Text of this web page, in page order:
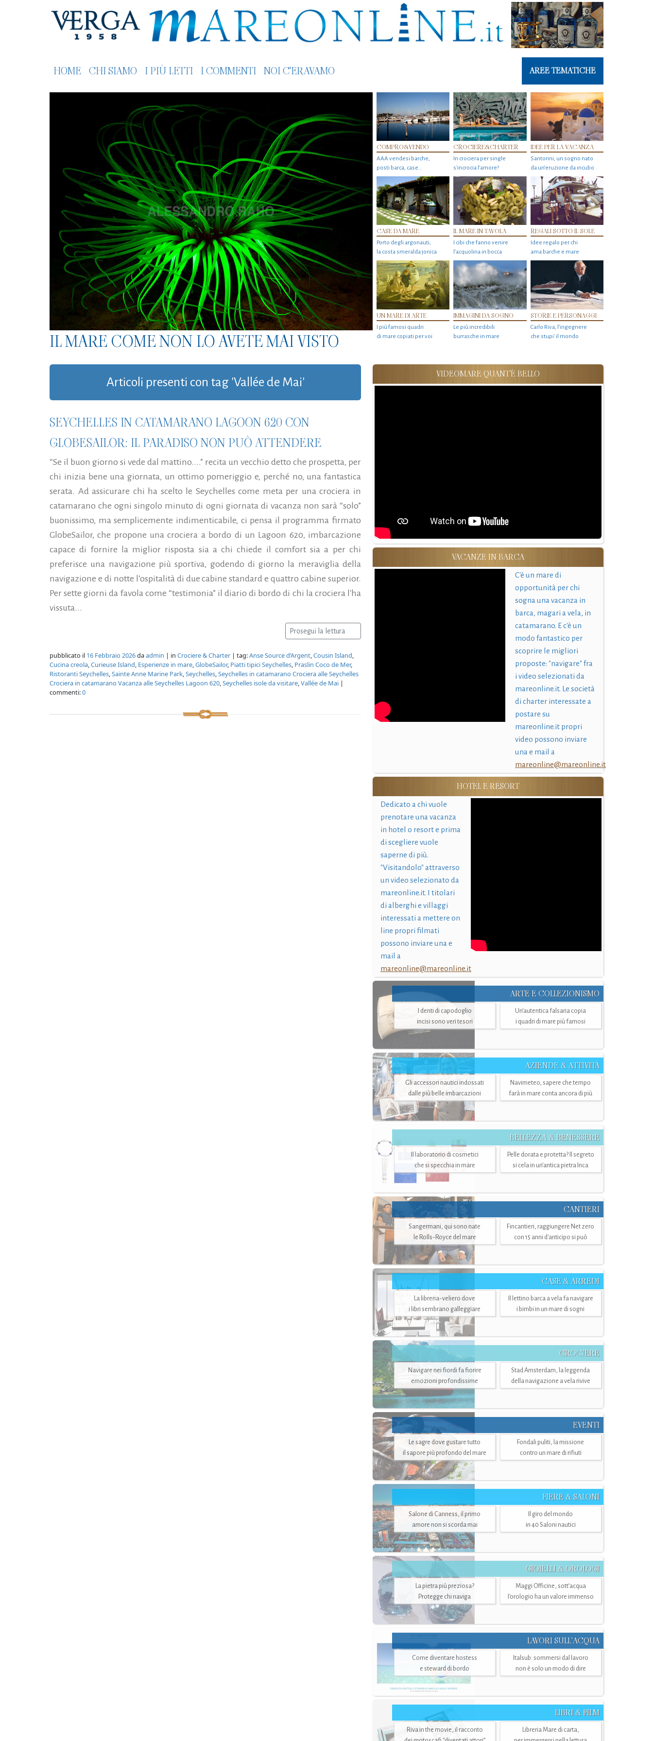
HOME CHI SIAMO I PIÙ LETTI I COMMENTI NOI C'ERAVAMO AREE TEMATICHE
IL MARE COME NON LO AVETE MAI VISTO
COMPRO&VENDO
AAA vendesi barche,
posti barca, case…
CROCIERE&CHARTER
In crociera per single
s'incrocia l’amore?
IDEE PER LA VACANZA
Santorini, un sogno nato
da un’eruzione da incubo
CASE DA MARE
Porto degli argonauti,
la costa smeralda jonica
IL MARE IN TAVOLA
I cibi che fanno venire
l’acquolina in bocca
REGALI SOTTO IL SOLE
Idee regalo per chi
ama barche e mare
UN MARE DI ARTE
I più famosi quadri
di mare copiati per voi
IMMAGINI DA SOGNO
Le più incredibili
burrasche in mare
STORIE E PERSONAGGI
Carlo Riva, l’ingegnere
che stupi' il mondo
Articoli presenti con tag 'Vallée de Mai'
SEYCHELLES IN CATAMARANO LAGOON 620 CON
GLOBESAILOR: IL PARADISO NON PUÒ ATTENDERE
“Se il buon giorno si vede dal mattino....” recita un vecchio detto che prospetta, per
chi inizia bene una giornata, un ottimo pomeriggio e, perché no, una fantastica
serata. Ad assicurare chi ha scelto le Seychelles come meta per una crociera in
catamarano che ogni singolo minuto di ogni giornata di vacanza non sarà “solo”
buonissimo, ma semplicemente indimenticabile, ci pensa il programma firmato
GlobeSailor, che propone una crociera a bordo di un Lagoon 620, imbarcazione
capace di fornire la miglior risposta sia a chi chiede il comfort sia a per chi
preferisce una navigazione più sportiva, godendo di giorno la meraviglia della
navigazione e di notte l’ospitalità di due cabine standard e quattro cabine superior.
Per sette giorni da favola come “testimonia” il diario di bordo di chi la crociera l'ha
vissuta...
Prosegui la lettura
pubblicato il 16 Febbraio 2026daadmin | in Crociere & Charter | tag:Anse Source d’Argent,Cousin Island,
Cucina creola,Curieuse Island, Esperienze in mare,GlobeSailor, Piatti tipici Seychelles, Praslin Coco de Mer,
Ristoranti Seychelles,Sainte Anne Marine Park,Seychelles,Seychelles in catamarano Crociera alle Seychelles
Crociera in catamarano Vacanza alle Seychelles Lagoon 620,Seychelles isole da visitare,Vallée de Mai |
commenti:0
VIDEOMARE QUANT'È BELLO
VACANZE IN BARCA
C'è un mare di
opportunità per chi
sogna una vacanza in
barca, magari a vela, in
catamarano. E c'è un
modo fantastico per
scoprire le migliori
proposte: "navigare" fra
i video selezionati da
mareonline.it. Le società
di charter interessate a
postare su
mareonline.it propri
video possono inviare
una e mail a
mareonline@mareonline.it
HOTEL E RESORT
Dedicato a chi vuole
prenotare una vacanza
in hotel o resort e prima
di scegliere vuole
saperne di più.
"Visitandolo" attraverso
un video selezionato da
mareonline.it. I titolari
di alberghi e villaggi
interessati a mettere on
line propri filmati
possono inviare una e
mail a
mareonline@mareonline.it
ARTE E COLLEZIONISMO
I denti di capodoglio
incisi sono veri tesori
Un’autentica falsaria copia
i quadri di mare più famosi
AZIENDE & ATTIVITÀ
Gli accessori nautici indossati
dalle più belle imbarcazioni
Navimeteo, sapere che tempo
farà in mare conta ancora di più
BELLEZZA & BENESSERE
Il laboratorio di cosmetici
che si specchia in mare
Pelle dorata e protetta? Il segreto
si cela in un’antica pietra Inca
CANTIERI
Sangermani, qui sono nate
le Rolls-Royce del mare
Fincantieri, raggiungere Net zero
con 15 anni d'anticipo si può
CASE & ARREDI
La libreria-veliero dove
i libri sembrano galleggiare
Il lettino barca a vela fa navigare
i bimbi in un mare di sogni
CROCIERE
Navigare nei fiordi fa fiorire
emozioni profondissime
Stad Amsterdam, la leggenda
della navigazione a vela rivive
EVENTI
Le sagre dove gustare tutto
il sapore più profondo del mare
Fondali puliti, la missione
contro un mare di rifiuti
FIERE & SALONI
Salone di Canness, il primo
amore non si scorda mai
Il giro del mondo
in 40 Saloni nautici
GIOIELLI & OROLOGI
La pietra più preziosa?
Protegge chi naviga
Maggi Officine, sott’acqua
l'orologio ha un valore immenso
LAVORI SULL’ACQUA
Come diventare hostess
e steward di bordo
Italsub: sommersi dal lavoro
non è solo un modo di dire
LIBRI & FILM
Riva in the movie, il racconto
Libreria Mare di carta,